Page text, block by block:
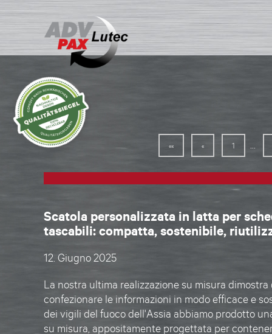
«« « 1
Scatola personalizzata in latta per
tascabili: compatta, sostenibile,
12. Giugno 2025
La nostra ultima realizzazione su misura
confezionare le informazioni in modo efficace e
dei vigili del fuoco dell'Assia abbiamo prodotto
su misura, appositamente progettata per